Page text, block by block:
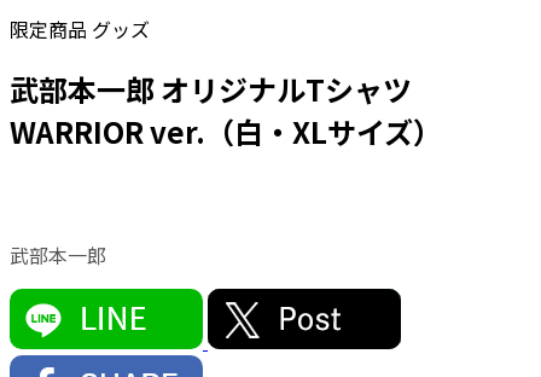
限定商品 グッズ
武部本一郎 オリジナルTシャツ
WARRIOR ver.（白・XLサイズ）
武部本一郎